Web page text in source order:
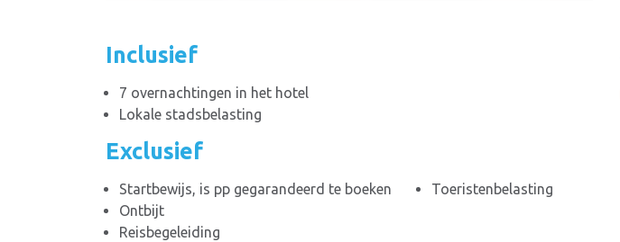
Inclusief
7 overnachtingen in het hotel
Lokale stadsbelasting
Exclusief
Startbewijs, is pp gegarandeerd te boeken
Ontbijt
Reisbegeleiding
Toeristenbelasting